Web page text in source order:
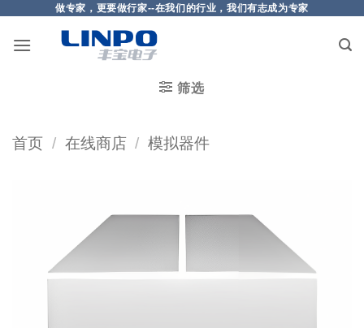
做专家，更要做行家--在我们的行业，我们有志成为专家
筛选
首页 / 在线商店 / 模拟器件